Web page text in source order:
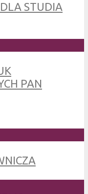
STUDIA
PAN